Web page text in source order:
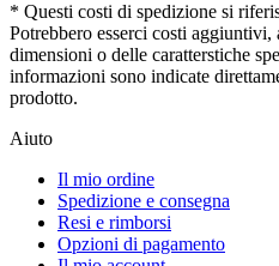
* Questi costi di spedizione si
Potrebbero esserci costi aggiuntivi,
dimensioni o delle caratterstiche
informazioni sono indicate
prodotto.
Aiuto
Il mio ordine
Spedizione e consegna
Resi e rimborsi
Opzioni di pagamento